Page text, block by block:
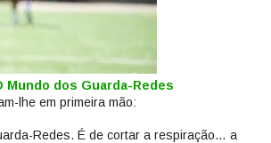
Mundo dos Guarda-Redes
lhe em primeira mão:
Redes. É de cortar a respiração… a